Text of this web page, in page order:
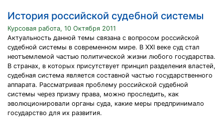
История российской судебной системы
Курсовая работа, 10 Октября 2011
Актуальность данной темы связана с вопросом российской
судебной системы в современном мире. В XXI веке суд стал
неотъемлемой частью политической жизни любого государства.
В странах, в которых присутствует принцип разделения властей,
судебная система является составной частью государственного
аппарата. Рассматривая проблему российской судебной
системы через призму права, можно проследить, как
эволюционировали органы суда, какие меры предпринимало
государство для их развития.